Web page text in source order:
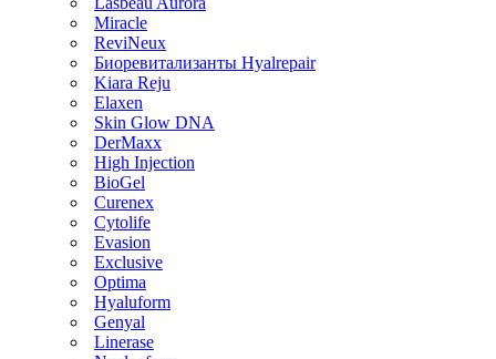
Miracle
ReviNeux
Биоревитализанты Hyalrepair
Kiara Reju
Elaxen
Skin Glow DNA
DerMaxx
High Injection
BioGel
Curenex
Cytolife
Evasion
Exclusive
Optima
Hyaluform
Genyal
Linerase